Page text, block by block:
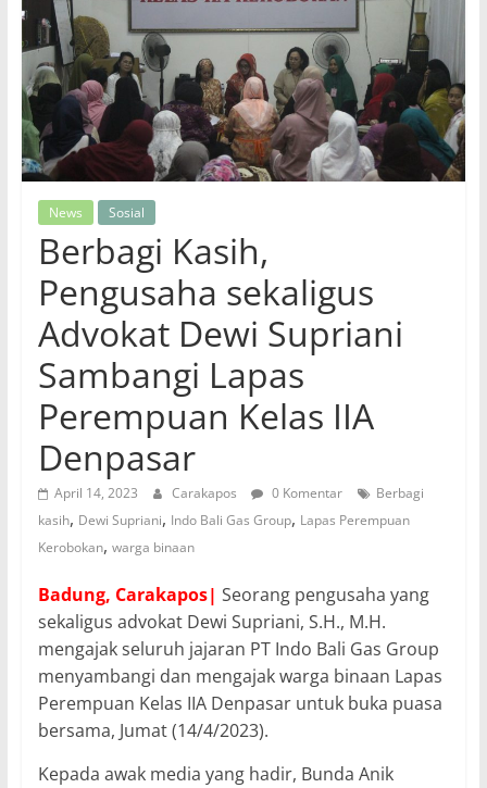
News Sosial
Berbagi Kasih,
Pengusaha sekaligus
Advokat Dewi Supriani
Sambangi Lapas
Perempuan Kelas IIA
Denpasar
April 14, 2023 Carakapos 0 Komentar
Berbagi
kasih, Dewi Supriani, Indo Bali Gas Group, Lapas Perempuan
Kerobokan, warga binaan
Badung, Carakapos| Seorang pengusaha yang
sekaligus advokat Dewi Supriani, S.H., M.H.
mengajak seluruh jajaran PT Indo Bali Gas Group
menyambangi dan mengajak warga binaan Lapas
Perempuan Kelas IIA Denpasar untuk buka puasa
bersama, Jumat (14/4/2023).
Kepada awak media yang hadir, Bunda Anik